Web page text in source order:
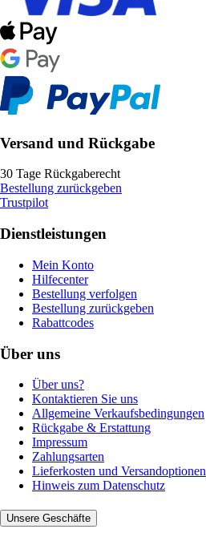
Versand und Rückgabe
30 Tage Rückgaberecht
Bestellung zurückgeben
Trustpilot
Dienstleistungen
Mein Konto
Hilfecenter
Bestellung verfolgen
Bestellung zurückgeben
Rabattcodes
Über uns
Über uns?
Kontaktieren Sie uns
Allgemeine Verkaufsbedingungen
Rückgabe & Erstattung
Impressum
Zahlungsarten
Lieferkosten und Versandoptionen
Hinweis zum Datenschutz
Unsere Geschäfte